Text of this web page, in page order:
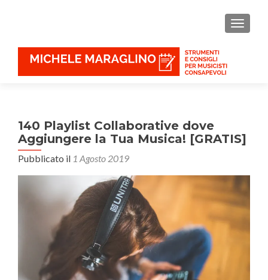
140 Playlist Collaborative dove
Aggiungere la Tua Musica! [GRATIS]
Pubblicato il 1 Agosto 2019